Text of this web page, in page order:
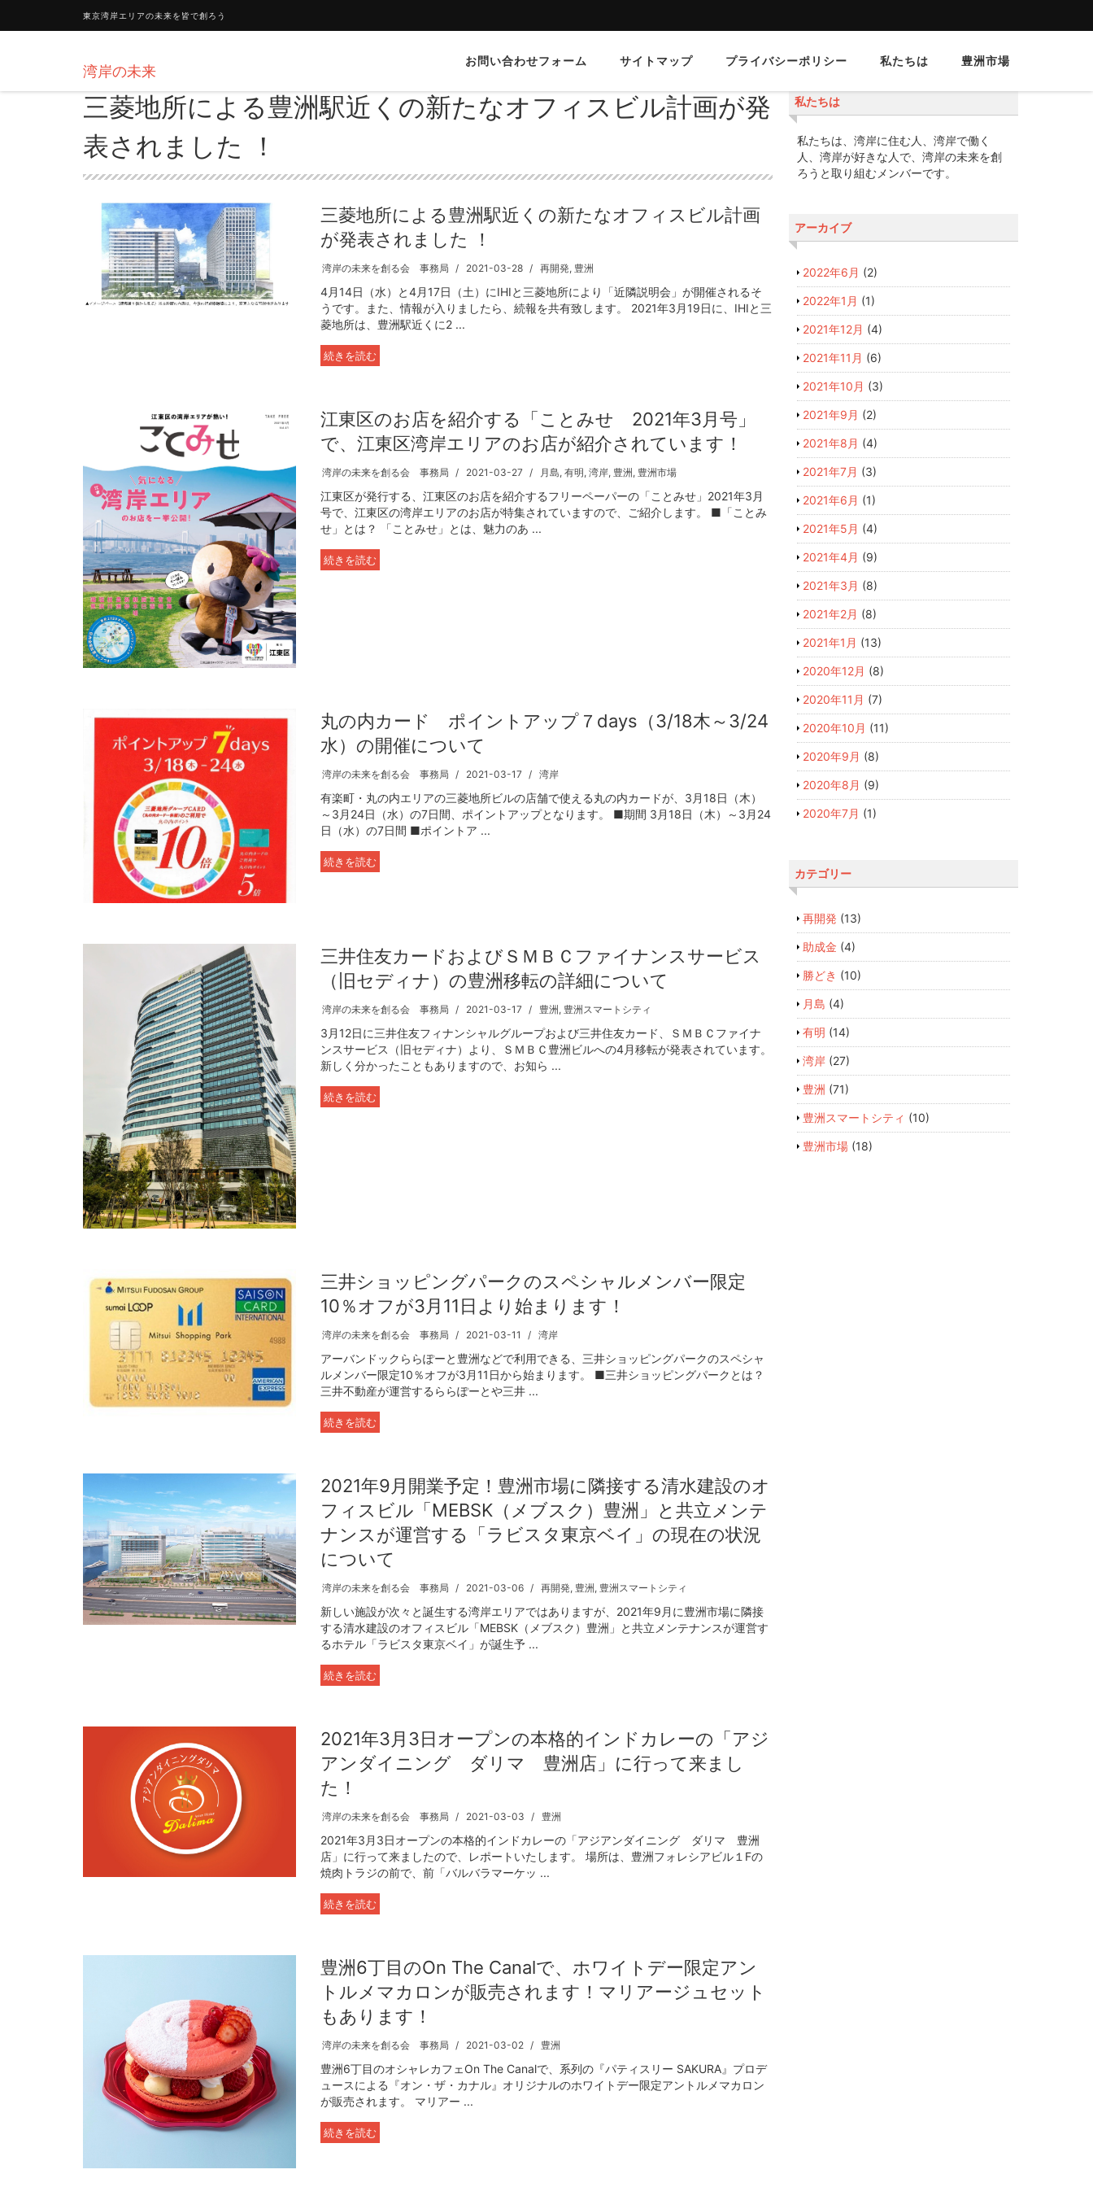
東京湾岸エリアの未来を皆で創ろう
湾岸の未来
お問い合わせフォーム サイトマップ プライバシーポリシー 私たちは 豊洲市場
三菱地所による豊洲駅近くの新たなオフィスビル計画が発
表されました ！
三菱地所による豊洲駅近くの新たなオフィスビル計画
が発表されました ！
湾岸の未来を創る会 事務局 2021-03-28 再開発, 豊洲
4月14日（水）と4月17日（土）にIHIと三菱地所により「近隣説明会」が開催されるそ
うです。また、情報が入りましたら、続報を共有致します。 2021年3月19日に、IHIと三
菱地所は、豊洲駅近くに2 ...
続きを読む
江東区のお店を紹介する「ことみせ 2021年3月号」
で、江東区湾岸エリアのお店が紹介されています！
湾岸の未来を創る会 事務局 2021-03-27 月島,有明,湾岸, 豊洲 , 豊洲市場
江東区が発行する、江東区のお店を紹介するフリーペーパーの「ことみせ」2021年3月
号で、江東区の湾岸エリアのお店が特集されていますので、ご紹介します。 ■「ことみ
せ」とは？ 「ことみせ」とは、魅力のあ ...
続きを読む
丸の内カード ポイントアップ７days（3/18木～3/24
水）の開催について
湾岸の未来を創る会 事務局 2021-03-17 湾岸
有楽町・丸の内エリアの三菱地所ビルの店舗で使える丸の内カードが、3月18日（木）
～3月24日（水）の7日間、ポイントアップとなります。 ■期間 3月18日（木）～3月24
日（水）の7日間 ■ポイントア ...
続きを読む
三井住友カードおよびＳＭＢＣファイナンスサービス
（旧セディナ）の豊洲移転の詳細について
湾岸の未来を創る会 事務局 2021-03-17 豊洲 , 豊洲スマートシティ
3月12日に三井住友フィナンシャルグループおよび三井住友カード、ＳＭＢＣファイナ
ンスサービス（旧セディナ）より、ＳＭＢＣ豊洲ビルへの4月移転が発表されています。
新しく分かったこともありますので、お知ら ...
続きを読む
三井ショッピングパークのスペシャルメンバー限定
10％オフが3月11日より始まります！
湾岸の未来を創る会 事務局 2021-03-11 湾岸
アーバンドックららぽーと豊洲などで利用できる、三井ショッピングパークのスペシャ
ルメンバー限定10％オフが3月11日から始まります。 ■三井ショッピングパークとは？
三井不動産が運営するららぽーとや三井 ...
続きを読む
2021年9月開業予定！豊洲市場に隣接する清水建設のオ
フィスビル「MEBSK（メブスク）豊洲」と共立メンテ
ナンスが運営する「ラビスタ東京ベイ」の現在の状況
について
湾岸の未来を創る会 事務局 2021-03-06 再開発, 豊洲 , 豊洲スマートシティ
新しい施設が次々と誕生する湾岸エリアではありますが、2021年9月に豊洲市場に隣接
する清水建設のオフィスビル「MEBSK（メブスク）豊洲」と共立メンテナンスが運営す
るホテル「ラビスタ東京ベイ」が誕生予 ...
続きを読む
2021年3月3日オープンの本格的インドカレーの「アジ
アンダイニング ダリマ 豊洲店」に行って来まし
た！
湾岸の未来を創る会 事務局 2021-03-03 豊洲
2021年3月3日オープンの本格的インドカレーの「アジアンダイニング ダリマ 豊洲
店」に行って来ましたので、レポートいたします。 場所は、豊洲フォレシアビル１Fの
焼肉トラジの前で、前「バルバラマーケッ ...
続きを読む
豊洲6丁目のOn The Canalで、ホワイトデー限定アン
トルメマカロンが販売されます！マリアージュセット
もあります！
湾岸の未来を創る会 事務局 2021-03-02 豊洲
豊洲6丁目のオシャレカフェOn The Canalで、系列の『パティスリー SAKURA』プロデ
ュースによる『オン・ザ・カナル』オリジナルのホワイトデー限定アントルメマカロン
が販売されます。 マリアー ...
続きを読む
私たちは
私たちは、湾岸に住む人、湾岸で働く
人、湾岸が好きな人で、湾岸の未来を創
ろうと取り組むメンバーです。
アーカイブ
2022年6月 (2)
2022年1月 (1)
2021年12月 (4)
2021年11月 (6)
2021年10月 (3)
2021年9月 (2)
2021年8月 (4)
2021年7月 (3)
2021年6月 (1)
2021年5月 (4)
2021年4月 (9)
2021年3月 (8)
2021年2月 (8)
2021年1月 (13)
2020年12月 (8)
2020年11月 (7)
2020年10月 (11)
2020年9月 (8)
2020年8月 (9)
2020年7月 (1)
カテゴリー
再開発 (13)
助成金 (4)
勝どき (10)
月島 (4)
有明 (14)
湾岸(27)
豊洲 (71)
豊洲スマートシティ (10)
豊洲市場(18)